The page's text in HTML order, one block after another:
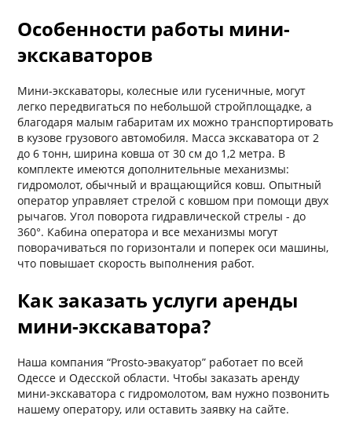
Особенности работы мини-
экскаваторов
Мини-экскаваторы, колесные или гусеничные, могут
легко передвигаться по небольшой стройплощадке, а
благодаря малым габаритам их можно транспортировать
в кузове грузового автомобиля. Масса экскаватора от 2
до 6 тонн, ширина ковша от 30 см до 1,2 метра. В
комплекте имеются дополнительные механизмы:
гидромолот, обычный и вращающийся ковш. Опытный
оператор управляет стрелой с ковшом при помощи двух
рычагов. Угол поворота гидравлической стрелы - до
360°. Кабина оператора и все механизмы могут
поворачиваться по горизонтали и поперек оси машины,
что повышает скорость выполнения работ.
Как заказать услуги аренды
мини-экскаватора?
Наша компания “Prosto-эвакуатор” работает по всей
Одессе и Одесской области. Чтобы заказать аренду
мини-экскаватора с гидромолотом, вам нужно позвонить
нашему оператору, или оставить заявку на сайте.